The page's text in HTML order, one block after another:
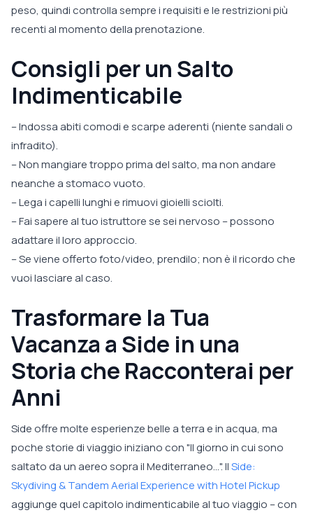
peso, quindi controlla sempre i requisiti e le restrizioni più
recenti al momento della prenotazione.
Consigli per un Salto
Indimenticabile
– Indossa abiti comodi e scarpe aderenti (niente sandali o
infradito).
– Non mangiare troppo prima del salto, ma non andare
neanche a stomaco vuoto.
– Lega i capelli lunghi e rimuovi gioielli sciolti.
– Fai sapere al tuo istruttore se sei nervoso – possono
adattare il loro approccio.
– Se viene offerto foto/video, prendilo; non è il ricordo che
vuoi lasciare al caso.
Trasformare la Tua
Vacanza a Side in una
Storia che Racconterai per
Anni
Side offre molte esperienze belle a terra e in acqua, ma
poche storie di viaggio iniziano con "Il giorno in cui sono
saltato da un aereo sopra il Mediterraneo...". IlSide:
Skydiving & Tandem Aerial Experience with Hotel Pickup
aggiunge quel capitolo indimenticabile al tuo viaggio – con